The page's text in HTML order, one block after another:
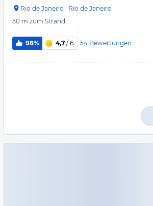
Rio de Janeiro · Rio de Janeiro
50 m zum Strand
98% 4,7 / 6 54 Bewertungen